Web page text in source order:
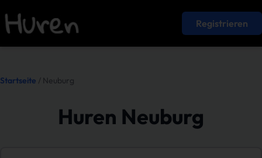
Registrieren
Startseite / Neuburg
Huren Neuburg